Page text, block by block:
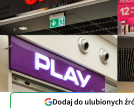
Dodaj do ulubionych